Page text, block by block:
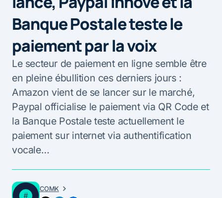
Banque Postale teste le
paiement par la voix
Le secteur de paiement en ligne semble être
en pleine ébullition ces derniers jours :
Amazon vient de se lancer sur le marché,
Paypal officialise le paiement via QR Code et
la Banque Postale teste actuellement le
paiement sur internet via authentification
vocale…
COMK